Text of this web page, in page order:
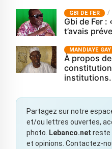
GBI DE FER
Gbi de Fer :
t’avais
MANDIAYE
À propos
constitution
institutions.
Partagez sur notre
et/ou lettres ouvertes,
photo. Lebanco.net reste
et opinions. Contactez-